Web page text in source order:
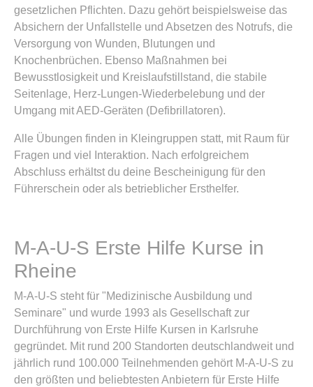
gesetzlichen Pflichten. Dazu gehört beispielsweise das
Absichern der Unfallstelle und Absetzen des Notrufs, die
Versorgung von Wunden, Blutungen und
Knochenbrüchen. Ebenso Maßnahmen bei
Bewusstlosigkeit und Kreislaufstillstand, die stabile
Seitenlage, Herz-Lungen-Wiederbelebung und der
Umgang mit AED-Geräten (Defibrillatoren).
Alle Übungen finden in Kleingruppen statt, mit Raum für
Fragen und viel Interaktion. Nach erfolgreichem
Abschluss erhältst du deine Bescheinigung für den
Führerschein oder als betrieblicher Ersthelfer.
M-A-U-S Erste Hilfe Kurse in
Rheine
M-A-U-S steht für "Medizinische Ausbildung und
Seminare" und wurde 1993 als Gesellschaft zur
Durchführung von Erste Hilfe Kursen in Karlsruhe
gegründet. Mit rund 200 Standorten deutschlandweit und
jährlich rund 100.000 Teilnehmenden gehört M-A-U-S zu
den größten und beliebtesten Anbietern für Erste Hilfe